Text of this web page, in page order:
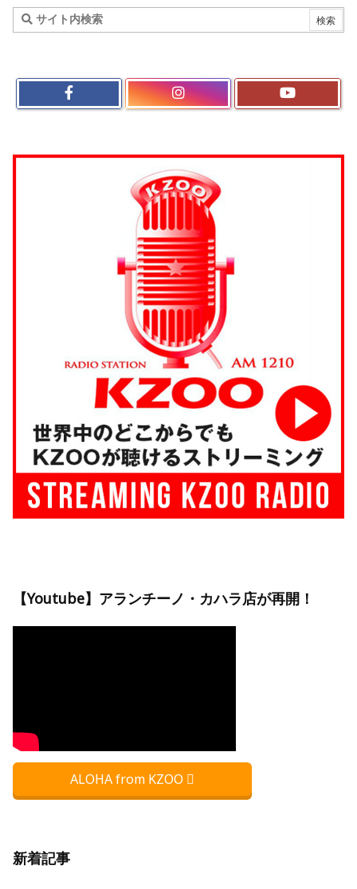
【Youtube】アランチーノ・カハラ店が再開！
ALOHA from KZOO
新着記事